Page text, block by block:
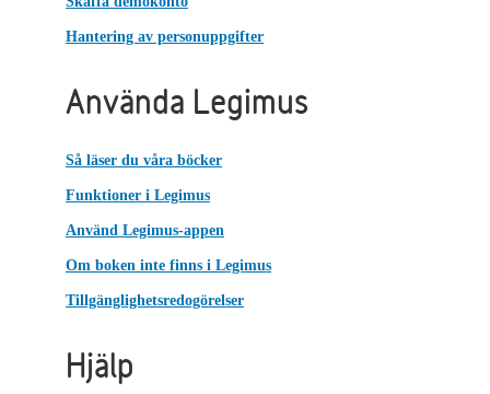
Hantering av personuppgifter
Använda Legimus
Så läser du våra böcker
Funktioner i Legimus
Använd Legimus-appen
Om boken inte finns i Legimus
Tillgänglighetsredogörelser
Hjälp